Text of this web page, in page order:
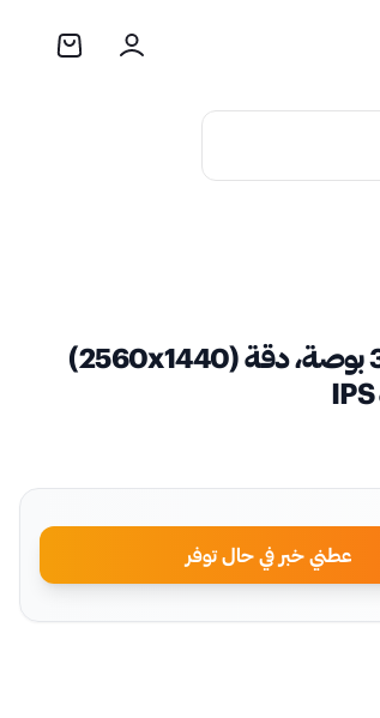
شاشة الألعاب سامسونج أوديسي G5 G50D - حجم 32 بوصة، دقة (2560x1440)
عطني خبر في حال توفر